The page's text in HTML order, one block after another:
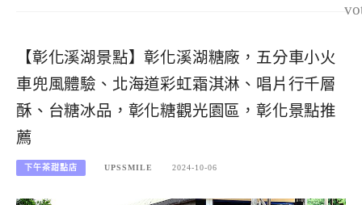
【彰化溪湖景點】彰化溪湖糖廠，五分車小火
車兜風體驗、北海道彩虹霜淇淋、唱片行千層
酥、台糖冰品，彰化糖觀光園區，彰化景點推
薦
下午茶甜點店 UPSSMILE 2024-10-06